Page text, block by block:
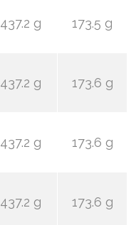
437.2 g 173.5 g
437.2 g 173.6 g
437.2 g 173.6 g
437.2 g 173.6 g